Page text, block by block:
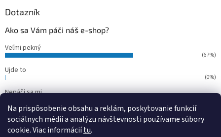
Na prispôsobenie obsahu a reklám, poskytovanie funkcií
sociálnych médií a analýzu návštevnosti používame súbory
cookie. Viac informáciítu.
Dotazník
Ako sa Vám páči náš e-shop?
Veľmi pekný
(67%)
Ujde to
(0%)
Nepáči sa mi
Počet hlasov:15